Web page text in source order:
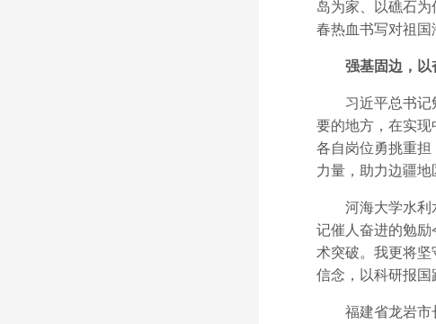
岛为家、以礁石
春热血书写对祖国
强基固边，以
习近平总书记勉
要的地方，在实
各自岗位勇挑重
力量，助力边疆地
河海大学水利水
记催人奋进的勉
术突破。我更将
信念，以科研报国
福建省龙岩市长